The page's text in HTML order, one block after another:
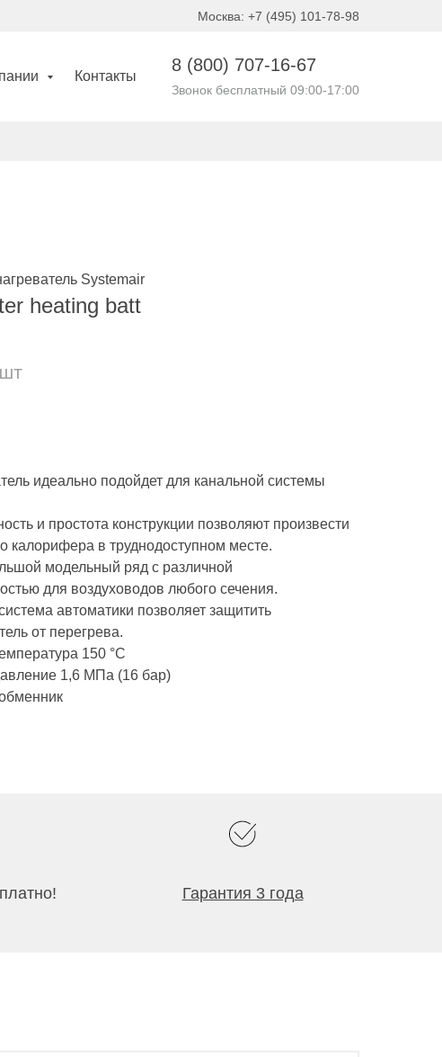
Москва: +7 (495) 101-78-98
Контакты
8 (800) 707-16-67
Звонок бесплатный 09:00-17:00
Systemair
heating batt
идеально подойдет для канальной системы
и простота конструкции позволяют произвести
калорифера в труднодоступном месте.
модельный ряд с различной
для воздуховодов любого сечения.
автоматики позволяет защитить
от перегрева.
150 °С
1,6 МПа (16 бар)
Гарантия 3 года